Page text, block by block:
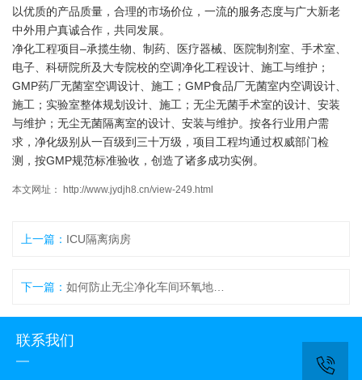
以优质的产品质量，合理的市场价位，一流的服务态度与广大新老
中外用户真诚合作，共同发展。
净化工程项目–承揽生物、制药、医疗器械、医院制剂室、手术室、
电子、科研院所及大专院校的空调净化工程设计、施工与维护；
GMP药厂无菌室空调设计、施工；GMP食品厂无菌室内空调设计、
施工；实验室整体规划设计、施工；无尘无菌手术室的设计、安装
与维护；无尘无菌隔离室的设计、安装与维护。按各行业用户需
求，净化级别从一百级到三十万级，项目工程均通过权威部门检
测，按GMP规范标准验收，创造了诸多成功实例。
本文网址： http://www.jydjh8.cn/view-249.html
上一篇： ICU隔离病房
下一篇：
联系我们